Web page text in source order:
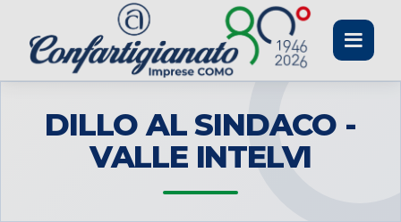
Toggle
DILLO AL SINDACO -
VALLE INTELVI